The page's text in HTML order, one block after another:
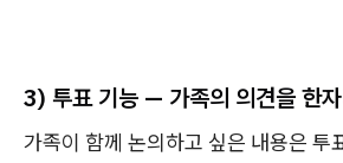
3) 투표 기능 — 가족의 의견을 한
가족이 함께 논의하고 싶은 내용은 투